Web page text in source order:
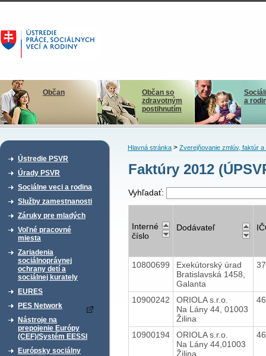
Občan
Občan so
zdravotným
postihnutím
a
Ústredie PSVR
Úrady PSVR
Sociálne veci a rodina
Služby zamestnanosti
Záruky pre mladých
Voľné pracovné
miesta
Zariadenia
sociálnoprávnej
ochrany detí a
sociálnej kurately
EURES
PES Network
Nástroje na
prepojenie Európy
(CEF)/Systém EESSI
Európsky sociálny
Hlavná stránka> Zverejňovanie zmlúv, faktúr a
Faktúry 2012
Vyhľadať:
Interné
číslo
Dodávateľ
10800699
Exekútorský úrad
Bratislavská 1458,
Galanta
10900242
ORIOLA s.r.o.
Na Lány 44, 01003
Žilina
10900194
ORIOLA s.r.o.
Na Lány 44,01003
Žilina